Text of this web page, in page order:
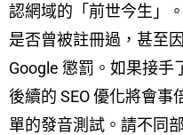
認網域的「前世今生」
是否曾被註冊過，甚至
Google 懲罰。如果接手
後續的 SEO 優化將會
單的發音測試。請不同